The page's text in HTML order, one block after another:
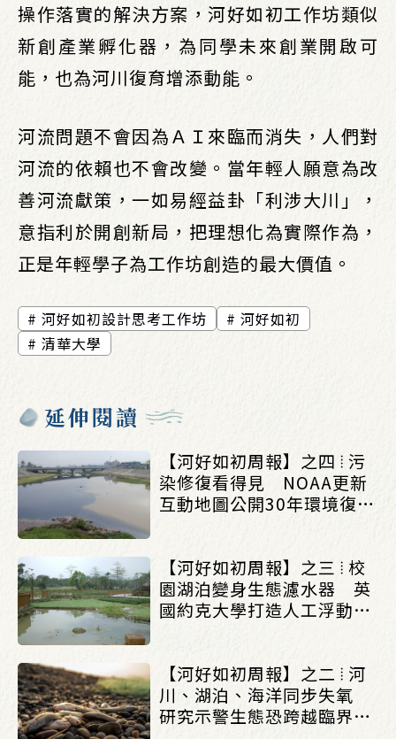
操作落實的解決方案，河好如初工作坊類似
新創產業孵化器，為同學未來創業開啟可
能，也為河川復育增添動能。
河流問題不會因為ＡＩ來臨而消失，人們對
河流的依賴也不會改變。當年輕人願意為改
善河流獻策，一如易經益卦「利涉大川」，
意指利於開創新局，把理想化為實際作為，
正是年輕學子為工作坊創造的最大價值。
河好如初設計思考工作坊
河好如初
清華大學
延伸閱讀
【河好如初周報】之四 ⦙ 污
染修復看得見 NOAA更新
互動地圖公開30年環境復育
【河好如初周報】之三 ⦙ 校
園湖泊變身生態濾水器 英
國約克大學打造人工浮動濕
【河好如初周報】之二 ⦙ 河
川、湖泊、海洋同步失氧
研究示警生態恐跨越臨界點